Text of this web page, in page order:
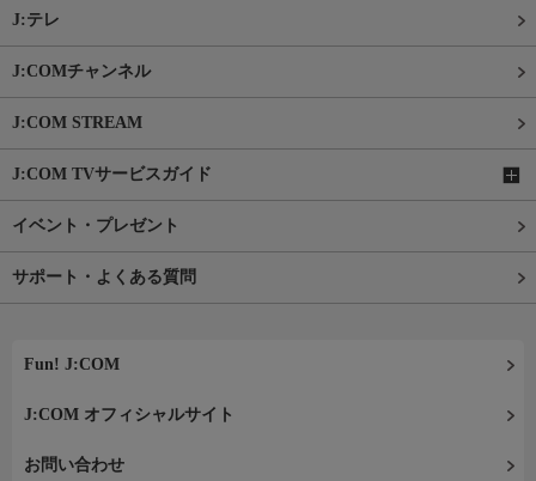
J:テレ
J:COMチャンネル
J:COM STREAM
J:COM TVサービスガイド
イベント・プレゼント
サポート・よくある質問
Fun! J:COM
J:COM オフィシャルサイト
お問い合わせ